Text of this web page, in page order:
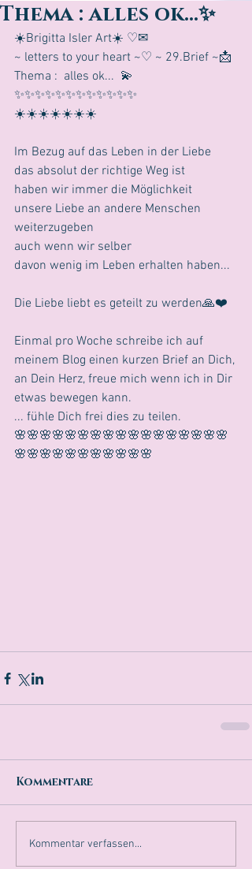
Thema : alles ok...✨
☀️Brigitta Isler Art☀️ ♡✉
~ letters to your heart ~♡ ~ 29.Brief ~📩
Thema :  alles ok...  💫
✨✨✨✨✨✨✨✨✨✨✨✨
☀️☀️☀️☀️☀️☀️☀️
Im Bezug auf das Leben in der Liebe
das absolut der richtige Weg ist
haben wir immer die Möglichkeit
unsere Liebe an andere Menschen
weiterzugeben
auch wenn wir selber
davon wenig im Leben erhalten haben...
Die Liebe liebt es geteilt zu werden🙏❤️
Einmal pro Woche schreibe ich auf
meinem Blog einen kurzen Brief an Dich,
an Dein Herz, freue mich wenn ich in Dir
etwas bewegen kann.
... fühle Dich frei dies zu teilen.
🌸🌸🌸🌸🌸🌸🌸🌸🌸🌸🌸🌸🌸🌸🌸🌸🌸
🌸🌸🌸🌸🌸🌸🌸🌸🌸🌸🌸
Kommentare
Kommentar verfassen...